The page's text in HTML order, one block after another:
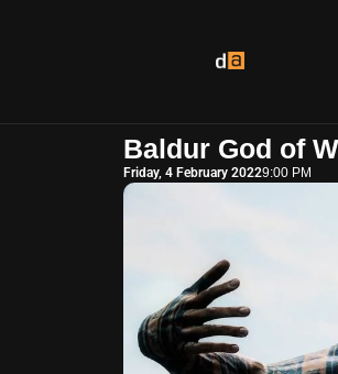
Baldur God of
Friday, 4 February 20229:00 PM